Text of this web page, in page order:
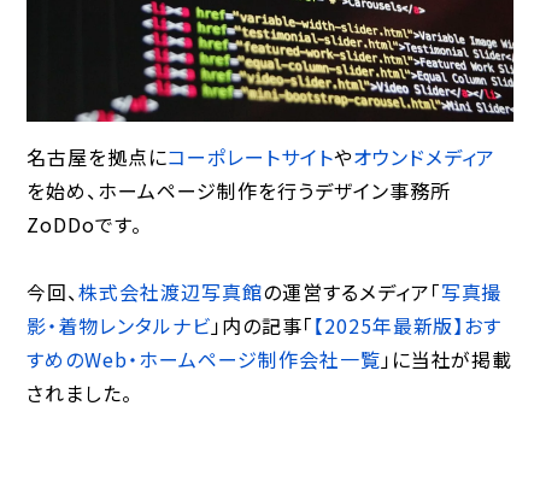
名古屋を拠点にコーポレートサイトやオウンドメディア
を始め、ホームページ制作を行うデザイン事務所
ZoDDoです。
今回、株式会社渡辺写真館の運営するメディア「写真撮
影・着物レンタルナビ」内の記事「【2025年最新版】おす
すめのWeb・ホームページ制作会社一覧」に当社が掲載
されました。